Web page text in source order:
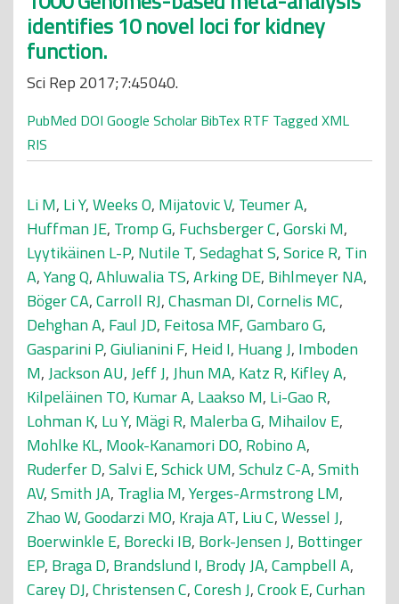
identifies 10 novel loci for kidney
function.
Sci Rep 2017;7:45040.
PubMed DOI Google Scholar BibTex RTF Tagged XML
RIS
Li M, Li Y,Weeks O, Mijatovic V, Teumer A,
Huffman JE, Tromp G, Fuchsberger C,Gorski M,
Lyytikäinen L-P, Nutile T,Sedaghat S,Sorice R, Tin
A,Yang Q,Ahluwalia TS,Arking DE, Bihlmeyer NA,
Böger CA,Carroll RJ,Chasman DI,Cornelis MC,
Dehghan A, Faul JD, Feitosa MF,Gambaro G,
Gasparini P,Giulianini F, Heid I, Huang J, Imboden
M,Jackson AU,Jeff J,Jhun MA, Katz R, Kifley A,
Kilpeläinen TO, Kumar A, Laakso M, Li-Gao R,
Lohman K, Lu Y, Mägi R, Malerba G, Mihailov E,
Mohlke KL, Mook-Kanamori DO, Robino A,
Ruderfer D,Salvi E,Schick UM,Schulz C-A,Smith
AV,Smith JA, Traglia M,Yerges-Armstrong LM,
Zhao W,Goodarzi MO, Kraja AT, Liu C,Wessel J,
Boerwinkle E, Borecki IB, Bork-Jensen J, Bottinger
EP, Braga D, Brandslund I, Brody JA,Campbell A,
Carey DJ,Christensen C,Coresh J,Crook E,Curhan